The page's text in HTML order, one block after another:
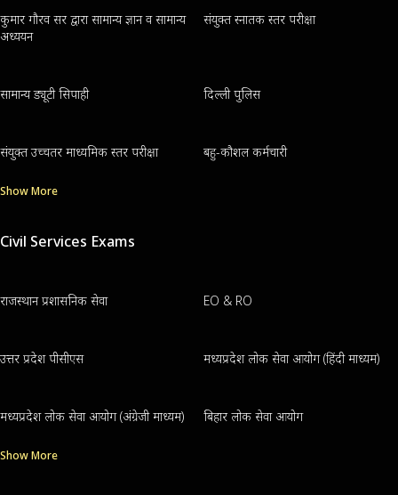
कुमार गौरव सर द्वारा सामान्य ज्ञान व सामान्य
अध्ययन
संयुक्त स्नातक स्तर परीक्षा
सामान्य ड्यूटी सिपाही दिल्ली पुलिस
संयुक्त उच्चतर माध्यमिक स्तर परीक्षा बहु-कौशल कर्मचारी
Show More
Civil Services Exams
राजस्थान प्रशासनिक सेवा EO & RO
उत्तर प्रदेश पीसीएस मध्यप्रदेश लोक सेवा आयोग (हिंदी माध्यम)
मध्यप्रदेश लोक सेवा आयोग (अंग्रेजी माध्यम) बिहार लोक सेवा आयोग
Show More